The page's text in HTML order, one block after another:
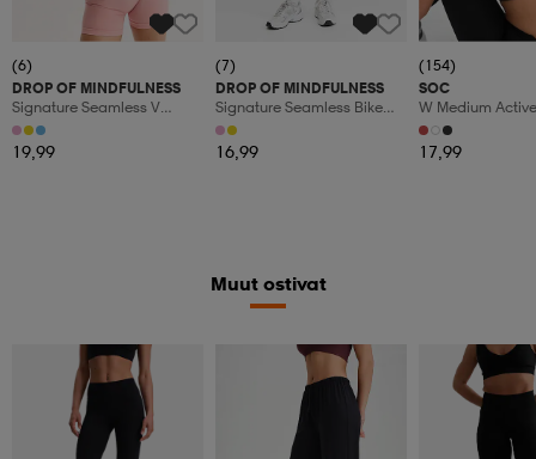
(6)
DROP OF MINDFULNESS
Signature Seamless V
Shape Bra
19,99
(7)
DROP OF MINDFULNESS
Signature Seamless Bike
Shorts
16,99
(154)
SOC
W Medium
17,99
Muut ostivat